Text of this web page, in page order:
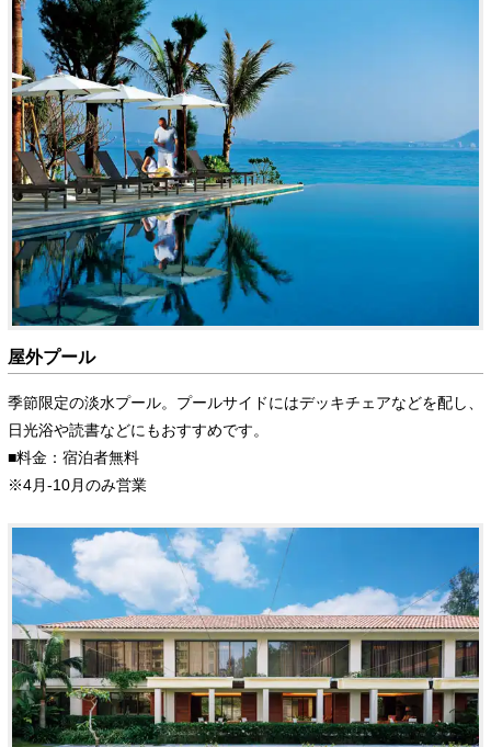
屋外プール
季節限定の淡水プール。プールサイドにはデッキチェアなどを配し、
日光浴や読書などにもおすすめです。
■料金：宿泊者無料
※4月-10月のみ営業